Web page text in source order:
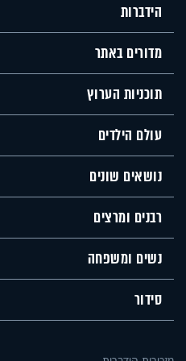
הידברות
מדורים באתר
תוכניות הערוץ
עולם הילדים
נושאים שונים
רבנים ומרצים
נשים ומשפחה
סידור